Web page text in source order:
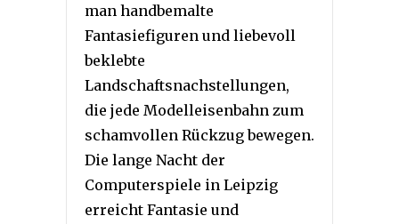
man handbemalte
Fantasiefiguren und liebevoll
beklebte
Landschaftsnachstellungen,
die jede Modelleisenbahn zum
schamvollen Rückzug bewegen.
Die lange Nacht der
Computerspiele in Leipzig
erreicht Fantasie und